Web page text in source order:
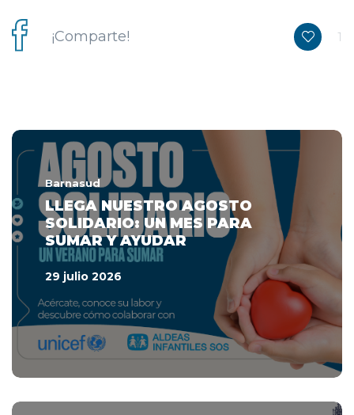
¡Comparte! 1
Barnasud
LLEGA NUESTRO AGOSTO
SOLIDARIO: UN MES PARA
SUMAR Y AYUDAR
29 julio 2026